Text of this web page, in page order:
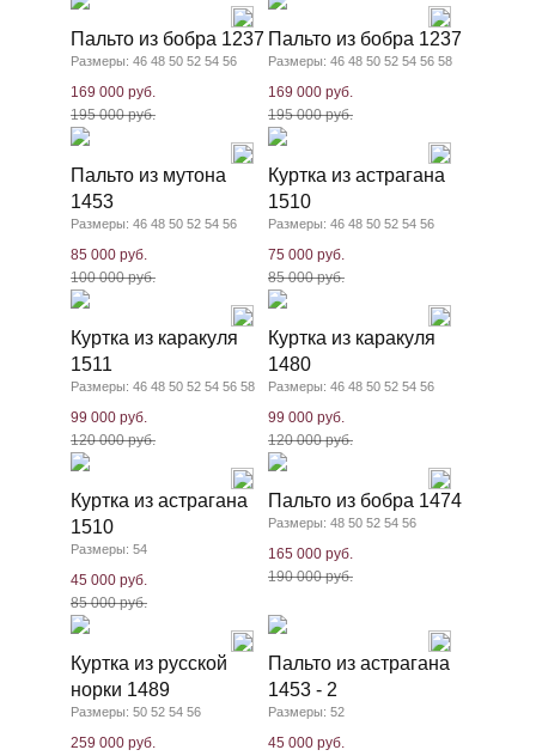
Пальто из бобра 1237
Размеры: 46 48 50 52 54 56
169 000 руб.
195 000 руб.
Пальто из бобра 1237
Размеры: 46 48 50 52 54 56 58
169 000 руб.
195 000 руб.
Пальто из мутона
1453
Размеры: 46 48 50 52 54 56
85 000 руб.
100 000 руб.
Куртка из астрагана
1510
Размеры: 46 48 50 52 54 56
75 000 руб.
85 000 руб.
Куртка из каракуля
1511
Размеры: 46 48 50 52 54 56 58
99 000 руб.
120 000 руб.
Куртка из каракуля
1480
Размеры: 46 48 50 52 54 56
99 000 руб.
120 000 руб.
Куртка из астрагана
1510
Размеры: 54
45 000 руб.
85 000 руб.
Пальто из бобра 1474
Размеры: 48 50 52 54 56
165 000 руб.
190 000 руб.
Куртка из русской
норки 1489
Размеры: 50 52 54 56
259 000 руб.
Пальто из астрагана
1453 - 2
Размеры: 52
45 000 руб.